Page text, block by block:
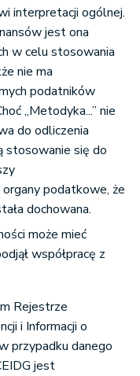
interpretacji ogólnej.
jest ona
w celu stosowania
nie ma
podatników
„Metodyka...” nie
do odliczenia
stosowanie się do
podatkowe, że
dochowana.
może mieć
współpracę z
Rejestrze
i Informacji o
przypadku danego
jest